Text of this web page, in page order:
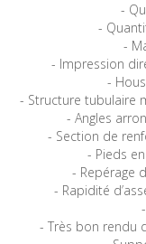
-
-
-
- Impression
-
- Structure tubulaire
- Angles
- Section de
- Pieds
- Repérage
- Rapidité
- Très bon rendu